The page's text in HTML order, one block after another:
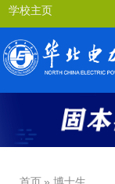
学校主页